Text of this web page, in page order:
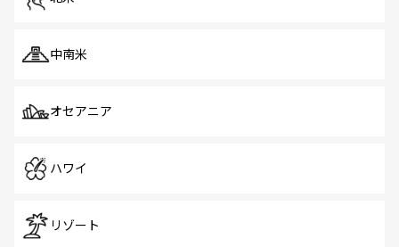
中南米
オセアニア
ハワイ
リゾート